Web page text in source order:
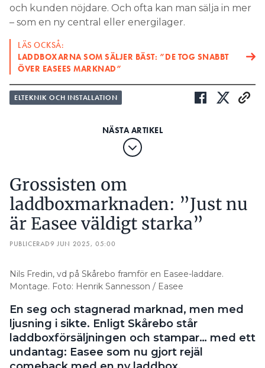
och kunden nöjdare. Och ofta kan man sälja in mer
– som en ny central eller energilager.
LÄS OCKSÅ:
LADDBOXARNA SOM SÄLJER BÄST: ”DE TOG SNABBT
ÖVER EASEES MARKNAD”
ELTEKNIK OCH INSTALLATION
Grossisten om
laddboxmarknaden: ”Just nu
är Easee väldigt starka”
PUBLICERAD9 JUN 2025, 05:00
Nils Fredin, vd på Skårebo framför en Easee-laddare.
Montage. Foto: Henrik Sannesson / Easee
En seg och stagnerad marknad, men med
ljusning i sikte. Enligt Skårebo står
laddboxförsäljningen och stampar… med ett
undantag: Easee som nu gjort rejäl